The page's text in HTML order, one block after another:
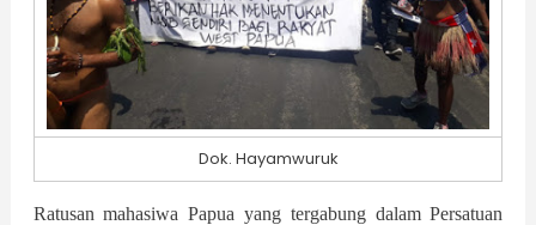
Dok. Hayamwuruk
Ratusan mahasiwa Papua yang tergabung dalam Persatuan